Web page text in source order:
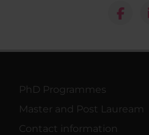
PhD Programmes
Master and Post Lauream
Contact information